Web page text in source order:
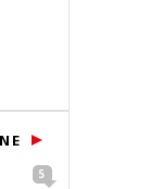
5